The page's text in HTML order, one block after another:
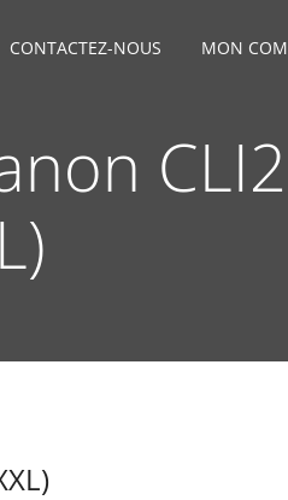
CONTACTEZ-NOUS MON